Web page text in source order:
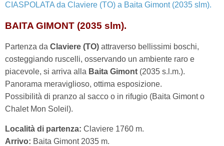
CIASPOLATA da Claviere (TO) a Baita Gimont (2035 slm).
BAITA GIMONT (2035 slm).
Partenza da Claviere (TO) attraverso bellissimi boschi,
costeggiando ruscelli, osservando un ambiente raro e
piacevole, si arriva alla Baita Gimont (2035 s.l.m.).
Panorama meraviglioso, ottima esposizione.
Possibilità di pranzo al sacco o in rifugio (Baita Gimont o
Chalet Mon Soleil).
Località di partenza: Claviere 1760 m.
Arrivo: Baita Gimont 2035 m.